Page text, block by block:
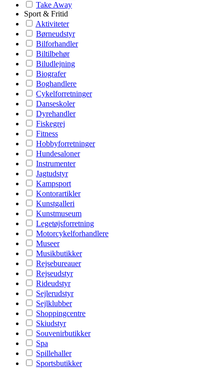
Take Away
Sport & Fritid
Aktiviteter
Børneudstyr
Bilforhandler
Biltilbehør
Biludlejning
Biografer
Boghandlere
Cykelforretninger
Danseskoler
Dyrehandler
Fiskegrej
Fitness
Hobbyforretninger
Hundesaloner
Instrumenter
Jagtudstyr
Kampsport
Kontorartikler
Kunstgalleri
Kunstmuseum
Legetøjsforretning
Motorcykelforhandlere
Museer
Musikbutikker
Rejsebureauer
Rejseudstyr
Rideudstyr
Sejlerudstyr
Sejlklubber
Shoppingcentre
Skiudstyr
Souvenirbutikker
Spa
Spillehaller
Sportsbutikker